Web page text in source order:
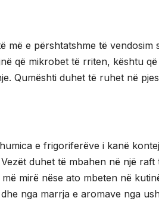
më e përshtatshme të
që mikrobet të rriten, kështu
Qumështi duhet të ruhet në
e frigoriferëve i kanë
duhet të mbahen në një
mirë nëse ato mbeten në
nga marrja e aromave nga